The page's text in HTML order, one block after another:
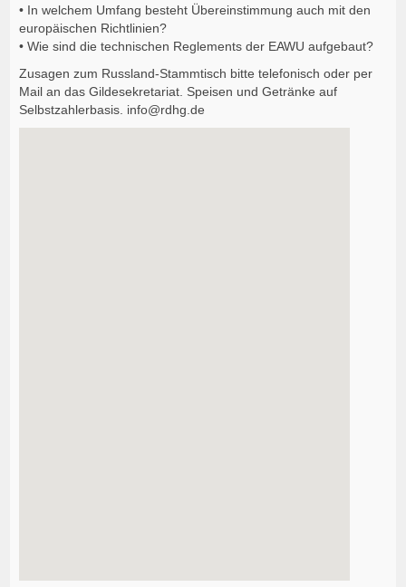
• In welchem Umfang besteht Übereinstimmung auch mit den
europäischen Richtlinien?
• Wie sind die technischen Reglements der EAWU aufgebaut?
Zusagen zum Russland-Stammtisch bitte telefonisch oder per
Mail an das Gildesekretariat. Speisen und Getränke auf
Selbstzahlerbasis. info@rdhg.de